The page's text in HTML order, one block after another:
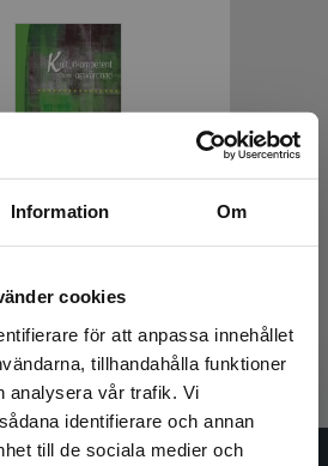
Information Om
cookies
för att anpassa innehållet
tillhandahålla funktioner
analysera vår trafik. Vi
identifierare och annan
till de sociala medier och
fraktregion
omvårdnad
371 kr